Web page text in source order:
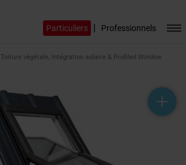
Particuliers | Professionnels
help_outline
headset_mic
mail_outline
Toiture végétale, Intégration solaire & Profiled Window